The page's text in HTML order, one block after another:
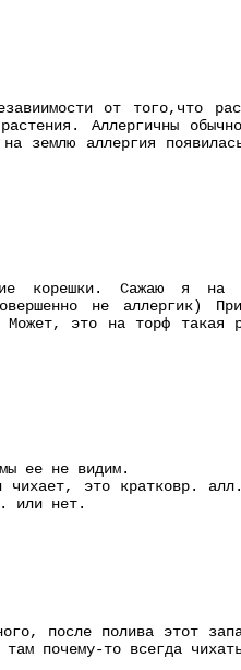
от того,что
Аллергичны
землю аллергия
корешки. Сажаю я на
не аллергик) При
это на торф такая
ее не видим.
чихает, это кратковр.
или нет.
после полива этот
почему-то всегда